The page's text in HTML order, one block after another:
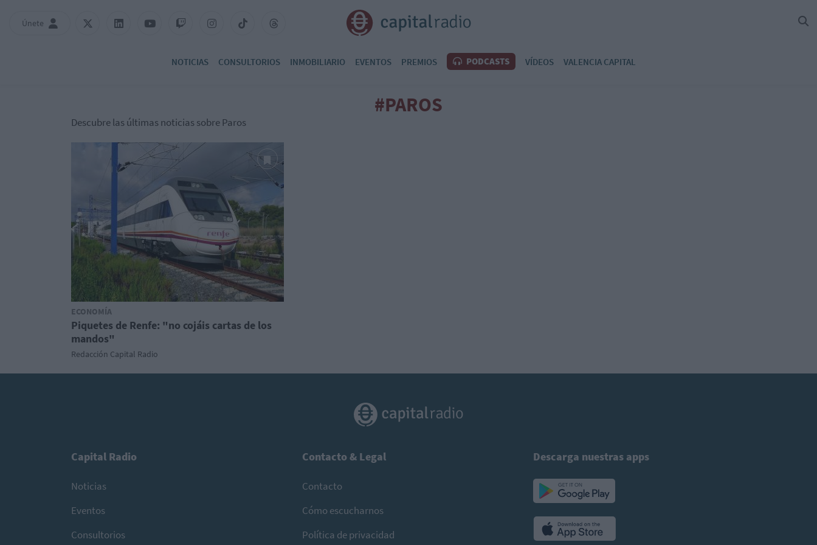
Únete
NOTICIAS CONSULTORIOS INMOBILIARIO EVENTOS PREMIOS PODCASTS VÍDEOS VALENCIA CAPITAL
#PAROS
Descubre las últimas noticias sobre Paros
ECONOMÍA
Piquetes de Renfe: "no cojáis cartas de los
mandos"
Redacción Capital Radio
Capital Radio
Noticias
Eventos
Consultorios
Contacto & Legal
Contacto
Cómo escucharnos
Política de privacidad
Descarga nuestras apps